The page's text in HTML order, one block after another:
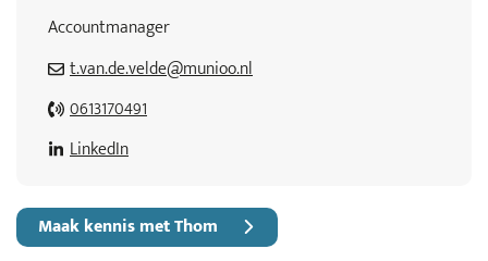
Accountmanager
t.van.de.velde@munioo.nl
0613170491
LinkedIn
Maak kennis met Thom